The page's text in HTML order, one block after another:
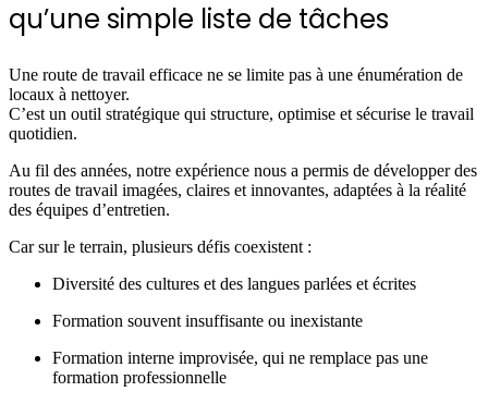
qu’une simple liste de tâches
Une route de travail efficace ne se limite pas à une énumération de
locaux à nettoyer.
C’est un outil stratégique qui structure, optimise et sécurise le travail
quotidien.
Au fil des années, notre expérience nous a permis de développer des
routes de travail imagées, claires et innovantes, adaptées à la réalité
des équipes d’entretien.
Car sur le terrain, plusieurs défis coexistent :
Diversité des cultures et des langues parlées et écrites
Formation souvent insuffisante ou inexistante
Formation interne improvisée, qui ne remplace pas une
formation professionnelle